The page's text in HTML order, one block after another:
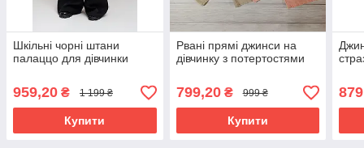
Шкільні чорні штани
палаццо для дівчинки
959,20 ₴ 1 199 ₴
Купити
Рвані прямі джинси на
дівчинку з потертостями
799,20₴ 999 ₴
Купити